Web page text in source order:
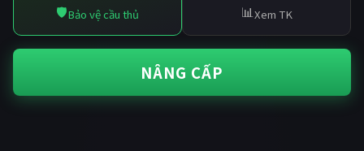
🛡️Bảo vệ cầu thủ 📊Xem TK
NÂNG CẤP